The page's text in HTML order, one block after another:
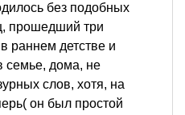
без подобных
прошедший три
раннем детстве и
семье, дома, не
слов, хотя, на
он был простой